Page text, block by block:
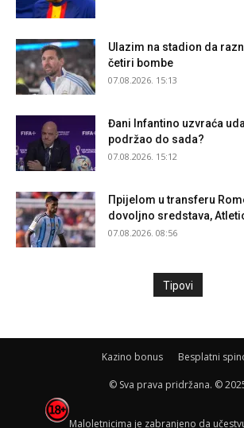
Ulazim na stadion da
četiri bombe
07.08.2026. 15:13
Đani Infantino uzvraća
podržao do sada?
07.08.2026. 15:12
Прijelom u transferu
dovoljno sredstava,
07.08.2026. 08:56
Tipovi
Kazino bonus Besplatni
© Sva prava pridržana. ©
Maloletnicima je zabranjeno da